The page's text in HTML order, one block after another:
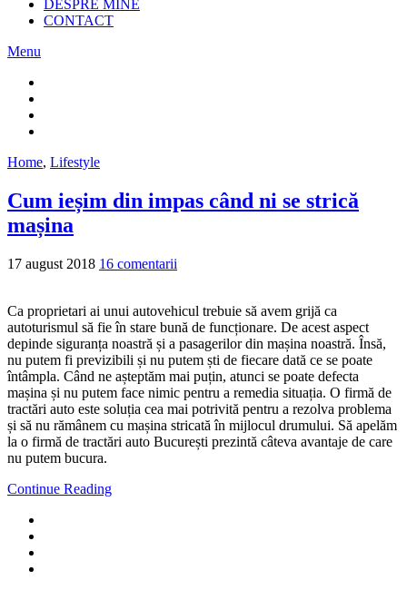
DESPRE MINE
CONTACT
Menu
Home, Lifestyle
Cum ieșim din impas când ni se strică
mașina
17 august 2018 16 comentarii
Ca proprietari ai unui autovehicul trebuie să avem grijă ca
autoturismul să fie în stare bună de funcționare. De acest aspect
depinde siguranța noastră și a pasagerilor din mașina noastră. Însă,
nu putem fi previzibili și nu putem ști de fiecare dată ce se poate
întâmpla. Când ne așteptăm mai puțin, atunci se poate defecta
mașina și nu putem face nimic pentru a remedia situația. O firmă de
tractări auto este soluția cea mai potrivită pentru a rezolva problema
și să nu rămânem cu mașina stricată în mijlocul drumului. Să apelăm
la o firmă de tractări auto București prezintă câteva avantaje de care
nu putem bucura.
Continue Reading